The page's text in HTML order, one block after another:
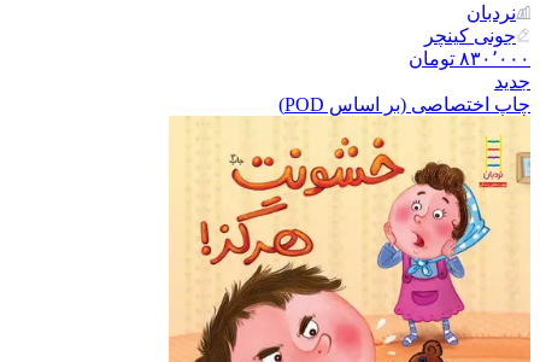
نردبان
جونی کینچر
۸۳۰٬۰۰۰ تومان
جدید
چاپ اختصاصی (بر اساس POD)